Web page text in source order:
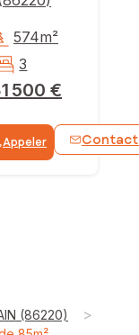
500 €
574m²
3
Appeler
(86220) >